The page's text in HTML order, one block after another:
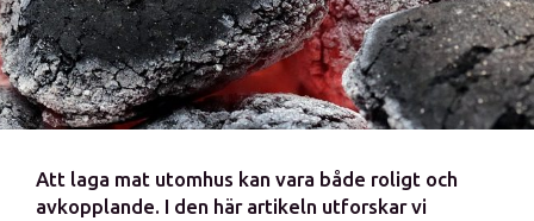
Att laga mat utomhus kan vara både roligt och
avkopplande. I den här artikeln utforskar vi